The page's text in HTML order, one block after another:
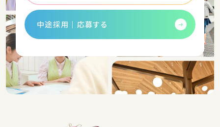
中途採用│応募する